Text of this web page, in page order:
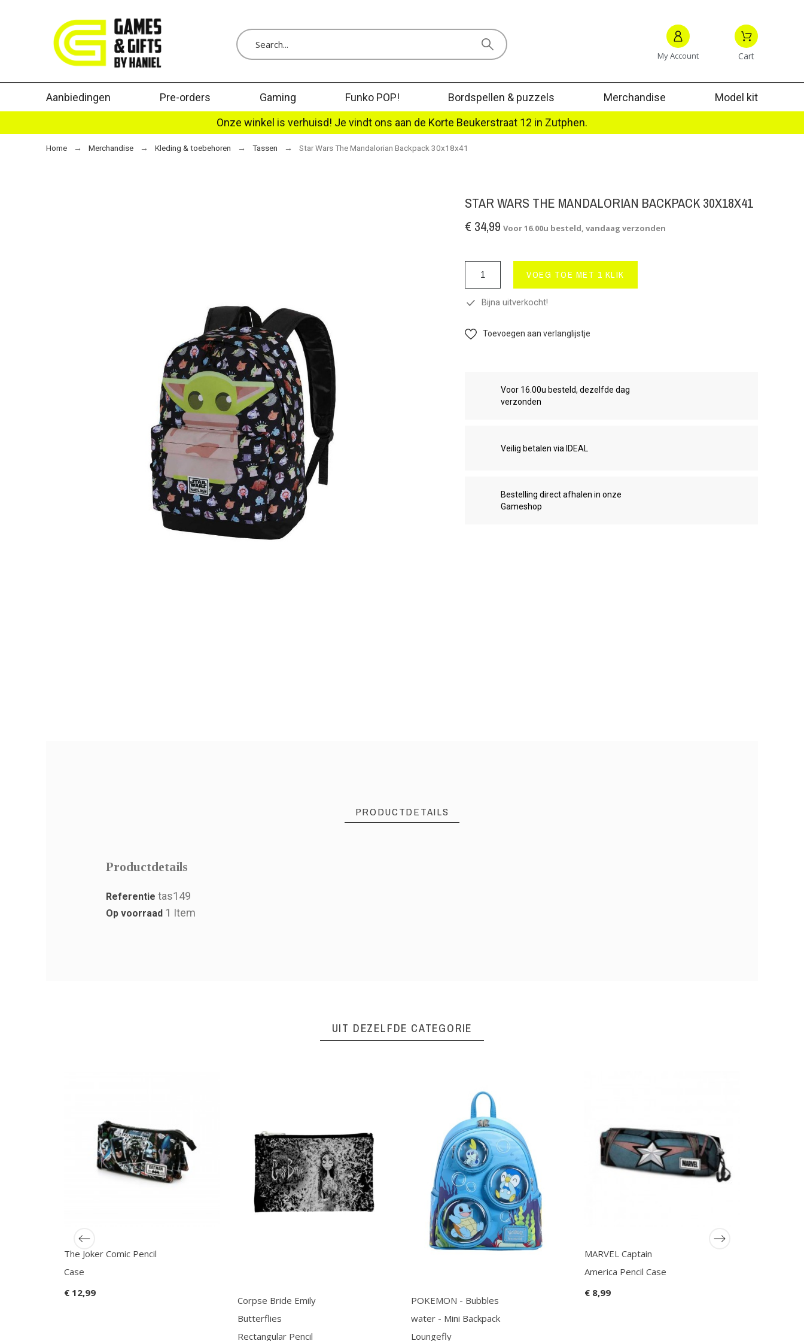
My Account Cart
Aanbiedingen Pre-orders Gaming Funko POP! Bordspellen & puzzels Merchandise
Model kit
Onze winkel is verhuisd! Je vindt ons aan de Korte Beukerstraat 12 in Zutphen.
Home Merchandise Kleding & toebehoren Tassen Star Wars The Mandalorian Backpack 30x18x41
STAR WARS THE MANDALORIAN BACKPACK 30X18X41
€ 34,99 Voor 16.00u besteld, vandaag verzonden
VOEG TOE MET 1 KLIK
Bijna uitverkocht!
Toevoegen aan verlanglijstje
Voor 16.00u besteld, dezelfde dag
verzonden
Veilig betalen via IDEAL
Bestelling direct afhalen in onze
Gameshop
PRODUCTDETAILS
Productdetails
Referentietas149
Op voorraad 1 Item
UIT DEZELFDE CATEGORIE
The Joker Comic Pencil
Case
€ 12,99
Corpse Bride Emily
Butterflies
Rectangular Pencil
POKEMON - Bubbles
water - Mini Backpack
Loungefly
MARVEL Captain
America Pencil Case
€ 8,99